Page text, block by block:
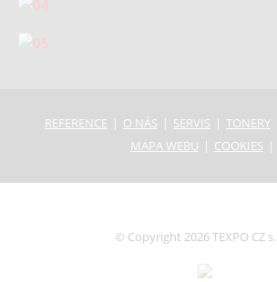
REFERENCE O NÁS SERVIS TONERY
MAPA WEBU
COOKIES
© Copyright 2026 TEXPO CZ